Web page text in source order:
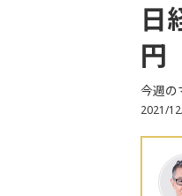
日
円
今週の
2021/